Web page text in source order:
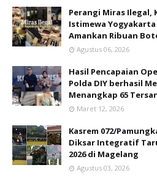
Perangi Miras Ilegal,
Istimewa Yogyakarta
Amankan Ribuan
Agustus 06, 2026
Hasil Pencapaian
Polda DIY berhasil
Menangkap 65
Maret 12, 2026
Kasrem 072/
Diksar Integratif
2026 di Magelang
Agustus 03, 2026